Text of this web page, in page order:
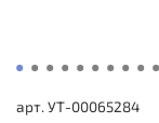
арт. УТ-00065284